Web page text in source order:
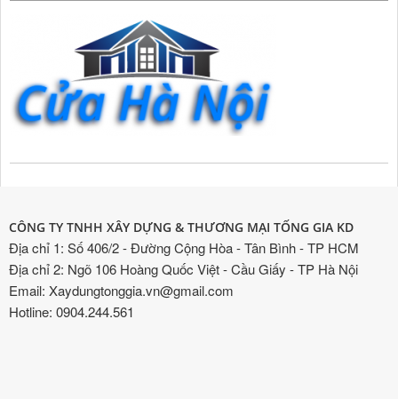
CÔNG TY TNHH XÂY DỰNG & THƯƠNG MẠI TỐNG GIA KD
Địa chỉ 1: Số 406/2 - Đường Cộng Hòa - Tân Bình - TP HCM
Địa chỉ 2: Ngõ 106 Hoàng Quốc Việt - Cầu Giấy - TP Hà Nội
Email: Xaydungtonggia.vn@gmail.com
Hotline: 0904.244.561